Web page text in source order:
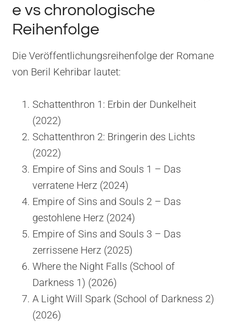
e vs chronologische
Reihenfolge
Die Veröffentlichungsreihenfolge der Romane
von Beril Kehribar lautet:
Schattenthron 1: Erbin der Dunkelheit
(2022)
Schattenthron 2: Bringerin des Lichts
(2022)
Empire of Sins and Souls 1 – Das
verratene Herz (2024)
Empire of Sins and Souls 2 – Das
gestohlene Herz (2024)
Empire of Sins and Souls 3 – Das
zerrissene Herz (2025)
Where the Night Falls (School of
Darkness 1) (2026)
A Light Will Spark (School of Darkness 2)
(2026)